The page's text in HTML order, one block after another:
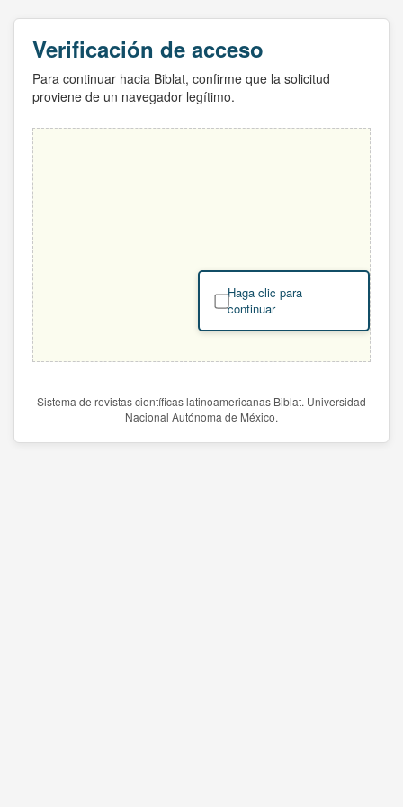
Verificación de acceso
Para continuar hacia Biblat, confirme que la solicitud
proviene de un navegador legítimo.
Haga clic para
continuar
Sistema de revistas científicas latinoamericanas Biblat. Universidad
Nacional Autónoma de México.